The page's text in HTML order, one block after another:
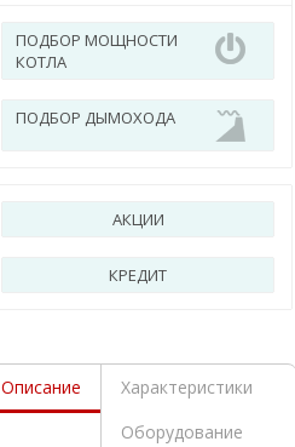
ПОДБОР МОЩНОСТИ
КОТЛА
ПОДБОР ДЫМОХОДА
АКЦИИ
КРЕДИТ
Описание
Характеристики
Оборудование